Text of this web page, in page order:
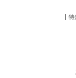
特